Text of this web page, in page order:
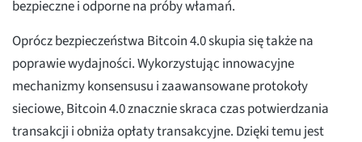
bezpieczne i odporne na próby włamań.
Oprócz bezpieczeństwa Bitcoin 4.0 skupia się także na
poprawie wydajności. Wykorzystując innowacyjne
mechanizmy konsensusu i zaawansowane protokoły
sieciowe, Bitcoin 4.0 znacznie skraca czas potwierdzania
transakcji i obniża opłaty transakcyjne. Dzięki temu jest